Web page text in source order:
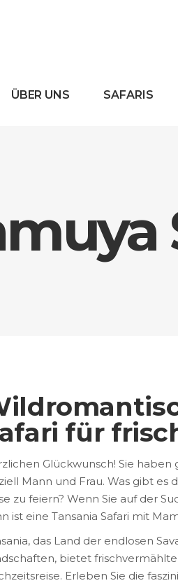
ÜBER UNS SAFARIS
für
Glückwunsch! Sie
Mann und Frau. Was gibt es
zu feiern? Wenn Sie auf der
ist eine Tansania Safari mit
das Land der endlosen
bietet
Erleben Sie die